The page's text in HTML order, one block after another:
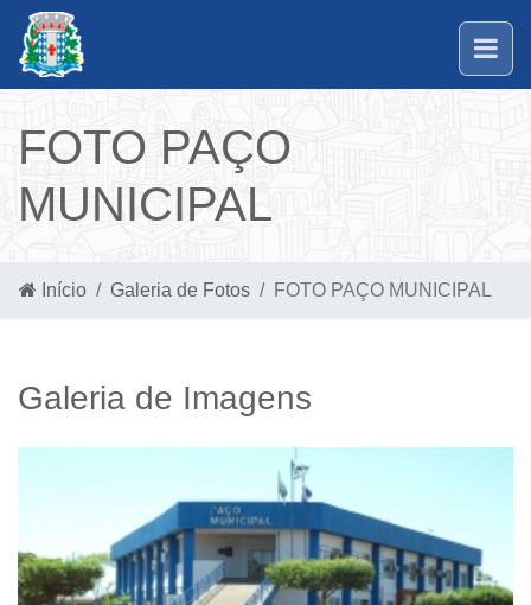
FOTO PAÇO
MUNICIPAL
Início Galeria de Fotos FOTO PAÇO MUNICIPAL
Galeria de Imagens